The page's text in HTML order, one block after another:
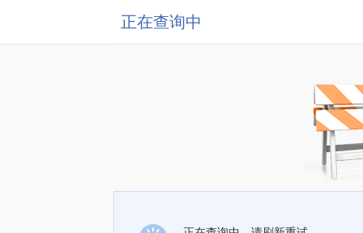
正在查询中